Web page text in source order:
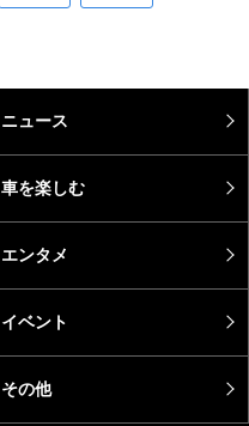
ニュース
車を楽しむ
エンタメ
イベント
その他